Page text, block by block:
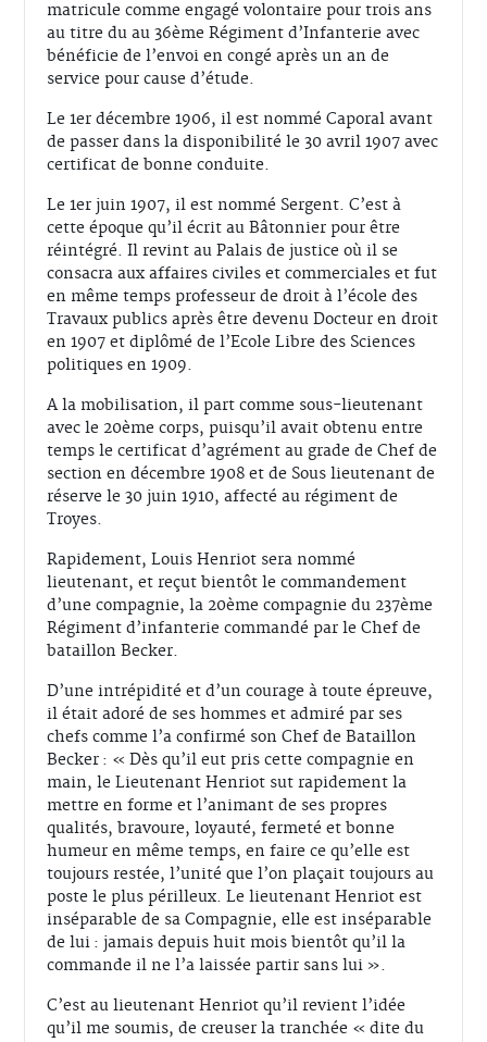
matricule comme engagé volontaire pour trois ans
au titre du au 36ème Régiment d’Infanterie avec
bénéficie de l’envoi en congé après un an de
service pour cause d’étude.
Le 1er décembre 1906, il est nommé Caporal avant
de passer dans la disponibilité le 30 avril 1907 avec
certificat de bonne conduite.
Le 1er juin 1907, il est nommé Sergent. C’est à
cette époque qu’il écrit au Bâtonnier pour être
réintégré. Il revint au Palais de justice où il se
consacra aux affaires civiles et commerciales et fut
en même temps professeur de droit à l’école des
Travaux publics après être devenu Docteur en droit
en 1907 et diplômé de l’Ecole Libre des Sciences
politiques en 1909.
A la mobilisation, il part comme sous-lieutenant
avec le 20ème corps, puisqu’il avait obtenu entre
temps le certificat d’agrément au grade de Chef de
section en décembre 1908 et de Sous lieutenant de
réserve le 30 juin 1910, affecté au régiment de
Troyes.
Rapidement, Louis Henriot sera nommé
lieutenant, et reçut bientôt le commandement
d’une compagnie, la 20ème compagnie du 237ème
Régiment d’infanterie commandé par le Chef de
bataillon Becker.
D’une intrépidité et d’un courage à toute épreuve,
il était adoré de ses hommes et admiré par ses
chefs comme l’a confirmé son Chef de Bataillon
Becker : « Dès qu’il eut pris cette compagnie en
main, le Lieutenant Henriot sut rapidement la
mettre en forme et l’animant de ses propres
qualités, bravoure, loyauté, fermeté et bonne
humeur en même temps, en faire ce qu’elle est
toujours restée, l’unité que l’on plaçait toujours au
poste le plus périlleux. Le lieutenant Henriot est
inséparable de sa Compagnie, elle est inséparable
de lui : jamais depuis huit mois bientôt qu’il la
commande il ne l’a laissée partir sans lui ».
C’est au lieutenant Henriot qu’il revient l’idée
qu’il me soumis, de creuser la tranchée « dite du